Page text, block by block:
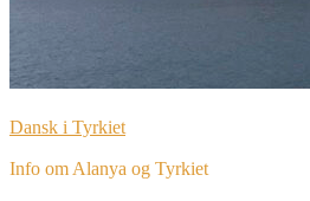
Dansk i Tyrkiet
Info om Alanya og Tyrkiet